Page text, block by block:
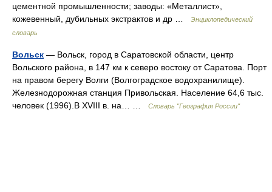
цементной промышленности; заводы: «Металлист»,
кожевенный, дубильных экстрактов и др …
Энциклопедический
словарь
Вольск — Вольск, город в Саратовской области, центр
Вольского района, в 147 км к северо востоку от Саратова. Порт
на правом берегу Волги (Волгоградское водохранилище).
Железнодорожная станция Привольская. Население 64,6 тыс.
человек (1996).В XVIII в. на… …
Словарь "География России"